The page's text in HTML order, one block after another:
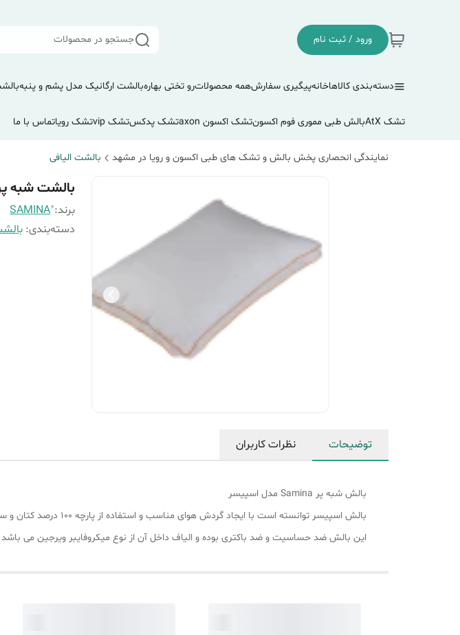
ورود / ثبت نام جستجو در محصولات
دسته‌بندی کالاهاخانهپیگیری سفارشهمه محصولاترو تختی بهارهبالشت ارگانیک مدل پشم و پنبه
تشک AtX بالش طبی مموری فوم اکسونتشک اکسون axon تشک پدکستشک vip تشک رویاتماس با ما
نمایندگی انحصاری پخش بالش و تشک های طبی اکسون و رویا در مشهد بالشت الیافی
بالشت شبه
برند: ُSAMINA
دسته‌بندی:
توضیحات نظرات کاربران
بالش شبه پر Samina مدل اسپیسر
بالش اسپیسر توانسته است با ایجاد گردش هوای مناسب و استفاده از پارچه 100 درصد کتان و ساتین خود از تعرق هنگام خواب جلوگیری نماید.
این بالش ضد حساسیت و ضد باکتری بوده و الیاف داخل آن از نوع میکروفایبر ویرجین می باشد